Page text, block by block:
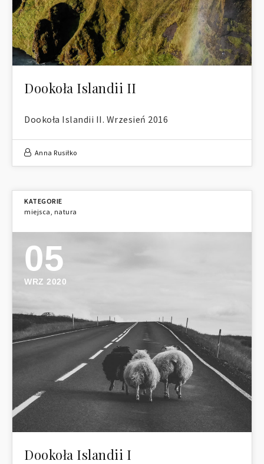
Dookoła Islandii II
Dookoła Islandii II. Wrzesień 2016
Anna Rusiłko
miejsca, natura
05
WRZ 2020
Dookoła Islandii I